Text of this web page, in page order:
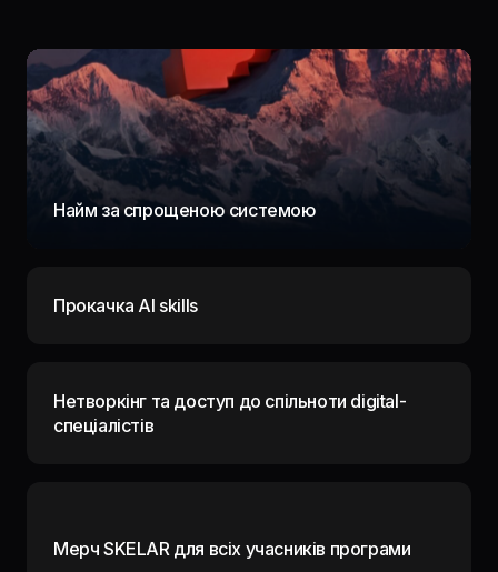
Найм за спрощеною системою
Прокачка AI skills
Нетворкінг та доступ до спільноти digital-
спеціалістів
Мерч SKELAR для всіх учасників програми